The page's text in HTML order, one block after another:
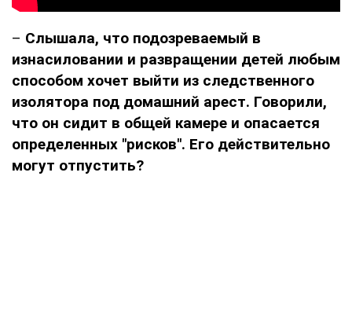
– Слышала, что подозреваемый в
изнасиловании и развращении детей любым
способом хочет выйти из следственного
изолятора под домашний арест. Говорили,
что он сидит в общей камере и опасается
определенных "рисков". Его действительно
могут отпустить?